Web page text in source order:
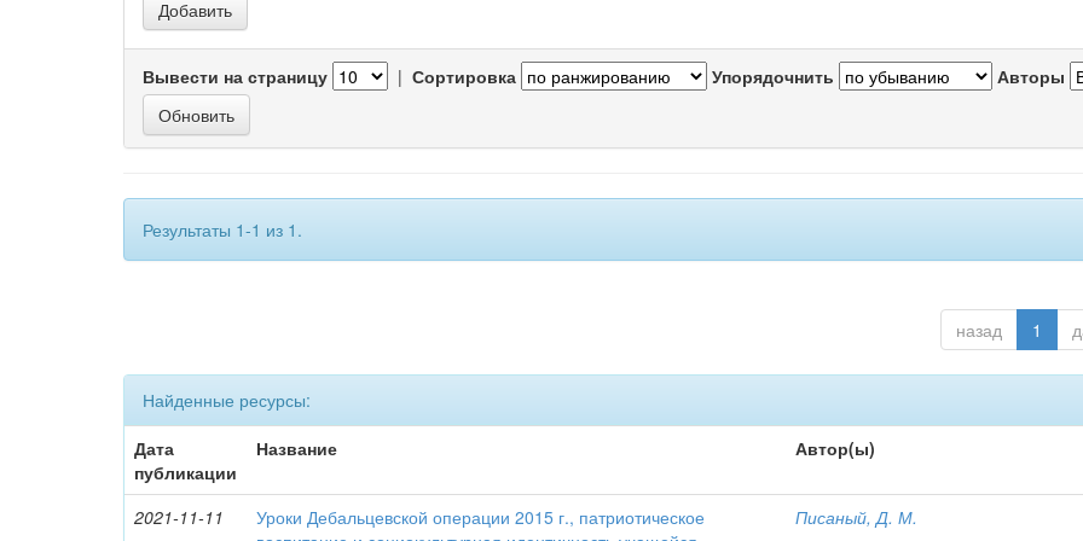
Вывести на страницу | Сортировка Упорядочнить Авторы
Результаты 1-1 из 1.
назад 1
Найденные ресурсы:
Дата
публикации
Название Автор(ы)
2021-11-11
Уроки Дебальцевской операции 2015 г., патриотическое
Писаный, Д. М.